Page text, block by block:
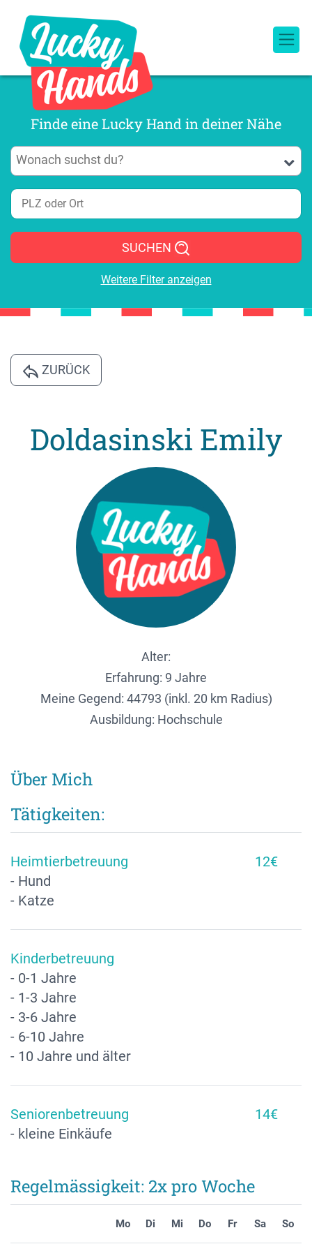
Finde eine Lucky Hand in deiner Nähe
SUCHEN
Weitere Filter anzeigen
ZURÜCK
Doldasinski Emily
Alter:
Erfahrung: 9 Jahre
Meine Gegend: 44793 (inkl. 20 km Radius)
Ausbildung: Hochschule
Über Mich
Tätigkeiten:
Heimtierbetreuung
- Hund
- Katze
12€
Kinderbetreuung
- 0-1 Jahre
- 1-3 Jahre
- 3-6 Jahre
- 6-10 Jahre
- 10 Jahre und älter
Seniorenbetreuung
- kleine Einkäufe
14€
Regelmässigkeit: 2x pro Woche
Mo Di Mi Do Fr Sa So